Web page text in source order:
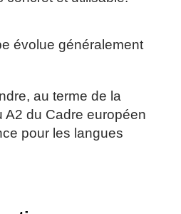
évolue généralement
au terme de la
A2 du Cadre européen
pour les langues